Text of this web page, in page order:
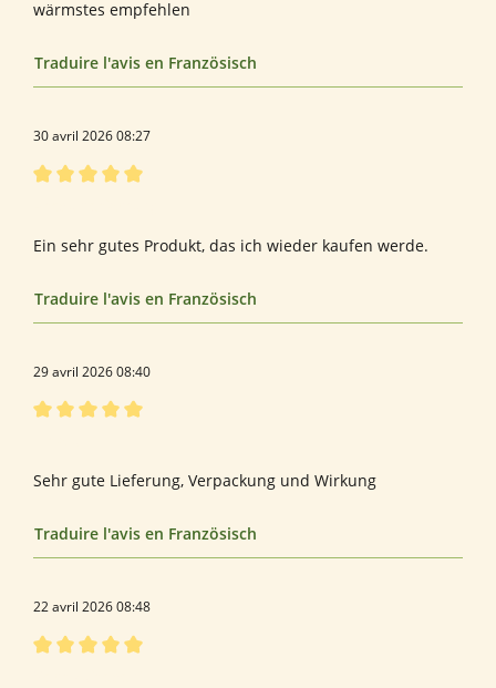
wärmstes empfehlen
Traduire l'avis en Französisch
30 avril 2026 08:27
Ein sehr gutes Produkt, das ich wieder kaufen werde.
Traduire l'avis en Französisch
29 avril 2026 08:40
Sehr gute Lieferung, Verpackung und Wirkung
Traduire l'avis en Französisch
22 avril 2026 08:48